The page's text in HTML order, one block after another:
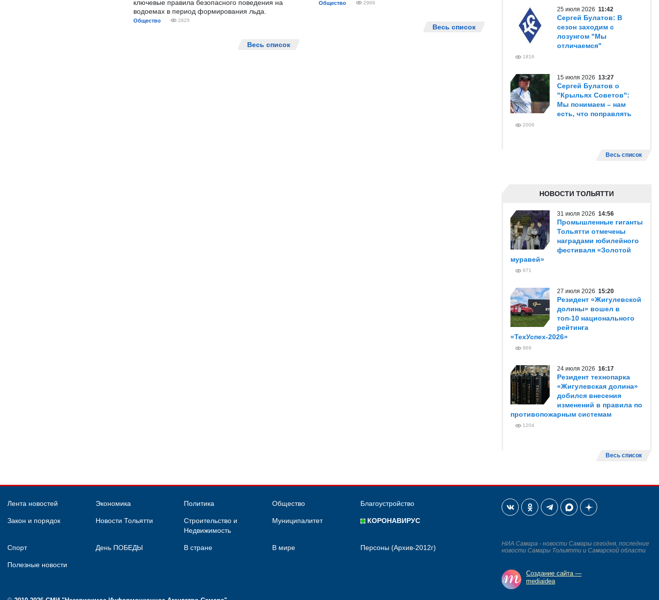
ключевые правила безопасного поведения на
водоемах в период формирования льда.
Общество 2825
Весь список
Общество 2969
Весь список
25 июля 2026 11:42
Сергей Булатов: В
сезон заходим с
лозунгом "Мы
отличаемся"
1816
15 июля 2026 13:27
Сергей Булатов о
"Крыльях Советов":
Мы понимаем – нам
есть, что поправлять
2006
Весь список
НОВОСТИ ТОЛЬЯТТИ
31 июля 2026 14:56
Промышленные гиганты
Тольятти отмечены
наградами юбилейного
фестиваля «Золотой
муравей»
971
27 июля 2026 15:20
Резидент «Жигулевской
долины» вошел в
топ-10 национального
рейтинга
«ТехУспех-2026»
969
24 июля 2026 16:17
Резидент технопарка
«Жигулевская долина»
добился внесения
изменений в правила по
противопожарным системам
1204
Весь список
Лента новостей Экономика Политика Общество Благоустройство
Закон и порядок Новости Тольятти
Строительство и
Недвижимость
Муниципалитет КОРОНАВИРУС
Спорт День ПОБЕДЫ В стране В мире Персоны (Архив-2012г)
Полезные новости
НИА Самара - новости Самары сегодня, последние
новости Самары Тольятти и Самарской области
Создание сайта —
mediaidea